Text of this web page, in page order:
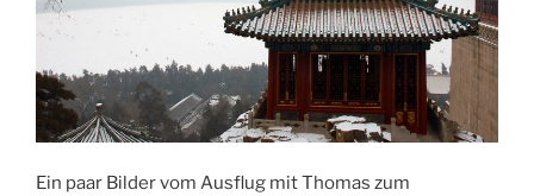
Ein paar Bilder vom Ausflug mit Thomas zum